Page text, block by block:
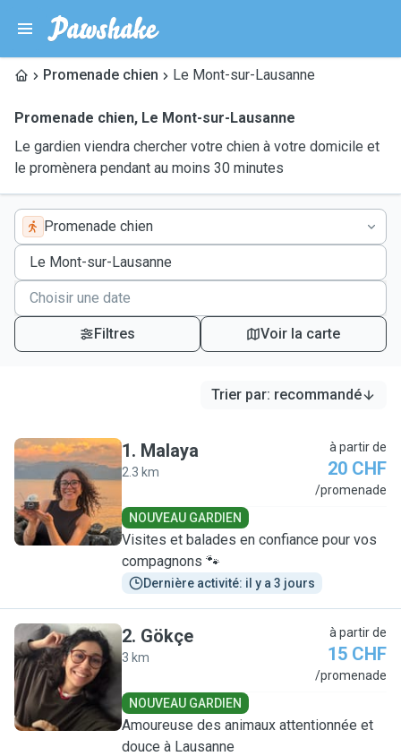
Promenade chien Le Mont-sur-Lausanne
Promenade chien, Le Mont-sur-Lausanne
Le gardien viendra chercher votre chien à votre domicile et
le promènera pendant au moins 30 minutes
Promenade chien
Filtres Voir la carte
Trier par: recommandé
M
1. Malaya
2.3 km
à partir de
20 CHF
/promenade
NOUVEAU GARDIEN
Visites et balades en confiance pour vos
compagnons 🐾
Dernière activité: il y a 3 jours
G
2. Gökçe
3 km
à partir de
15 CHF
/promenade
NOUVEAU GARDIEN
Amoureuse des animaux attentionnée et
douce à Lausanne